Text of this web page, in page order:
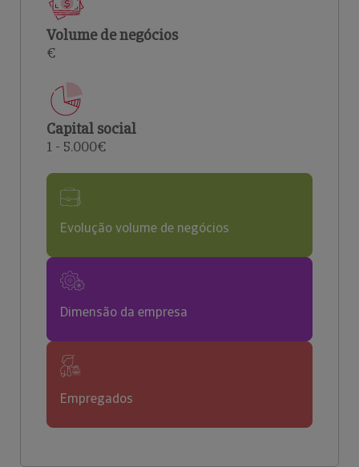
Volume de negócios
€
Capital social
1 - 5.000€
Evolução volume de negócios
Dimensão da empresa
Empregados